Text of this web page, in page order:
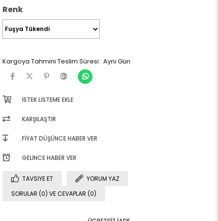
Renk
Kargoya Tahmini Teslim Süresi : Aynı Gün
İSTEK LISTEME EKLE
KARŞILAŞTIR
FIYAT DÜŞÜNCE HABER VER
GELINCE HABER VER
TAVSIYE ET
YORUM YAZ
SORULAR (0) VE CEVAPLAR (0)